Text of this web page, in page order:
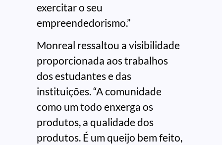
exercitar o seu
empreendedorismo.”
Monreal ressaltou a visibilidade
proporcionada aos trabalhos
dos estudantes e das
instituições. “A comunidade
como um todo enxerga os
produtos, a qualidade dos
produtos. É um queijo bem feito,